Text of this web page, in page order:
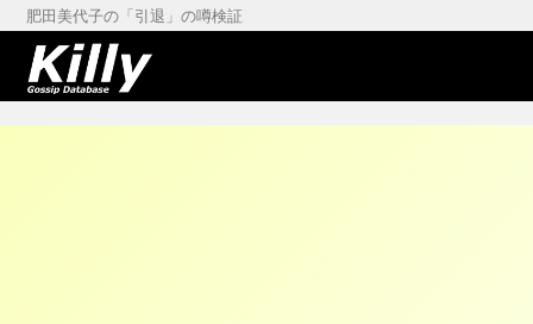
肥田美代子の「引退」の噂検証